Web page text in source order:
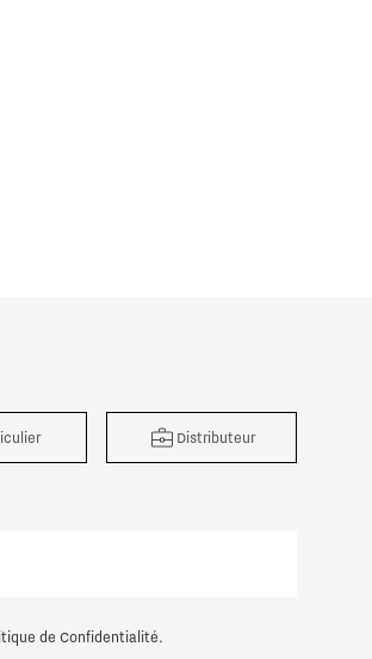
Distributeur
de Confidentialité.